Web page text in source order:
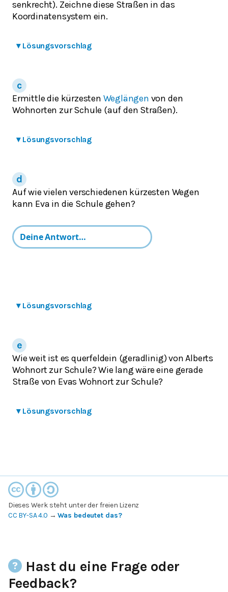
senkrecht). Zeichne diese Straßen in das
Koordinatensystem ein.
▾ Lösungsvorschlag
Ermittle die kürzesten Weglängen von den
Wohnorten zur Schule (auf den Straßen).
▾ Lösungsvorschlag
Auf wie vielen verschiedenen kürzesten Wegen
kann Eva in die Schule gehen?
▾ Lösungsvorschlag
Wie weit ist es querfeldein (geradlinig) von Alberts
Wohnort zur Schule? Wie lang wäre eine gerade
Straße von Evas Wohnort zur Schule?
▾ Lösungsvorschlag
Dieses Werk steht unter der freien Lizenz
CC BY-SA 4.0 →Was bedeutet das?
Hast du eine Frage oder
Feedback?